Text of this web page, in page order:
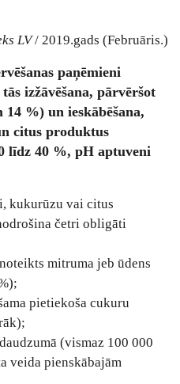
LV/ 2019.gads (Februāris.)
paņēmieni
izžāvēšana, pārvēršot
%) un ieskābēšana,
citus produktus
līdz 40 %, pH aptuveni
kukurūzu vai citus
četri obligāti
mitruma jeb ūdens
pietiekoša cukuru
(vismaz 100 000
veida pienskābajām